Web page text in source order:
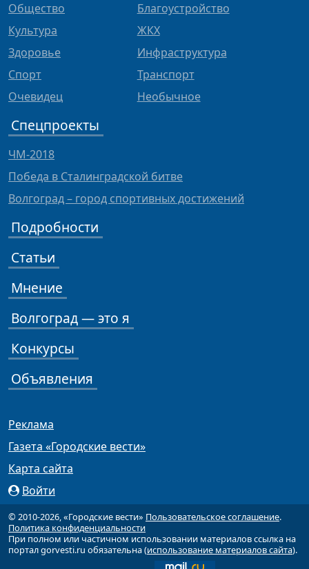
Общество
Культура
Здоровье
Спорт
Очевидец
Благоустройство
ЖКХ
Инфраструктура
Транспорт
Необычное
Спецпроекты
ЧМ-2018
Победа в Сталинградской битве
Волгоград – город спортивных достижений
Подробности
Статьи
Мнение
Волгоград — это я
Конкурсы
Объявления
Реклама
Газета «Городские вести»
Карта сайта
Войти
© 2010-2026, «Городские вести» Пользовательское соглашение.
Политика конфиденциальности
При полном или частичном использовании материалов ссылка на
портал gorvesti.ru обязательна (использование материалов сайта).